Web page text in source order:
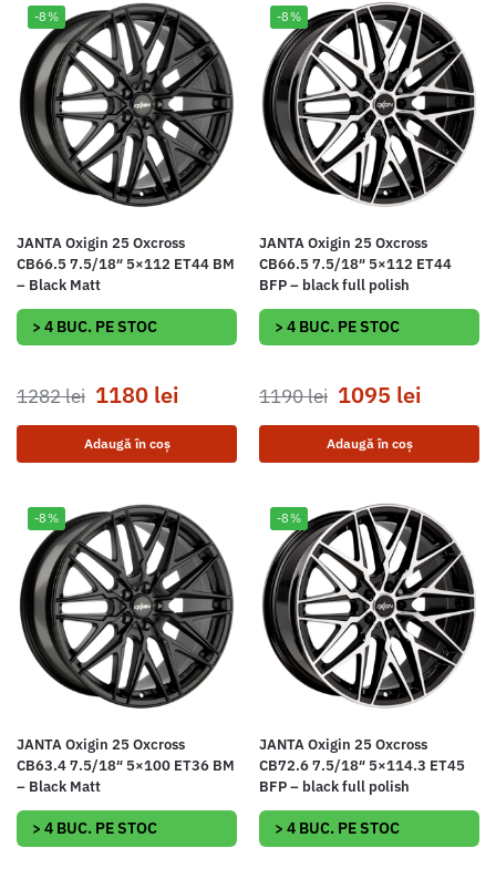
-8%
JANTA Oxigin 25 Oxcross
CB66.5 7.5/18″ 5×112 ET44 BM
– Black Matt
> 4 BUC. PE STOC
1282lei 1180 lei
Adaugă în coș
-8%
JANTA Oxigin 25 Oxcross
CB66.5 7.5/18″ 5×112 ET44
BFP – black full polish
> 4 BUC. PE STOC
1190lei 1095 lei
Adaugă în coș
-8%
JANTA Oxigin 25 Oxcross
CB63.4 7.5/18″ 5×100 ET36 BM
– Black Matt
> 4 BUC. PE STOC
-8%
JANTA Oxigin 25 Oxcross
CB72.6 7.5/18″ 5×114.3 ET45
BFP – black full polish
> 4 BUC. PE STOC